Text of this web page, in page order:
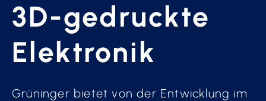
3D-gedruckte
Elektronik
Grüninger bietet von der Entwicklung im